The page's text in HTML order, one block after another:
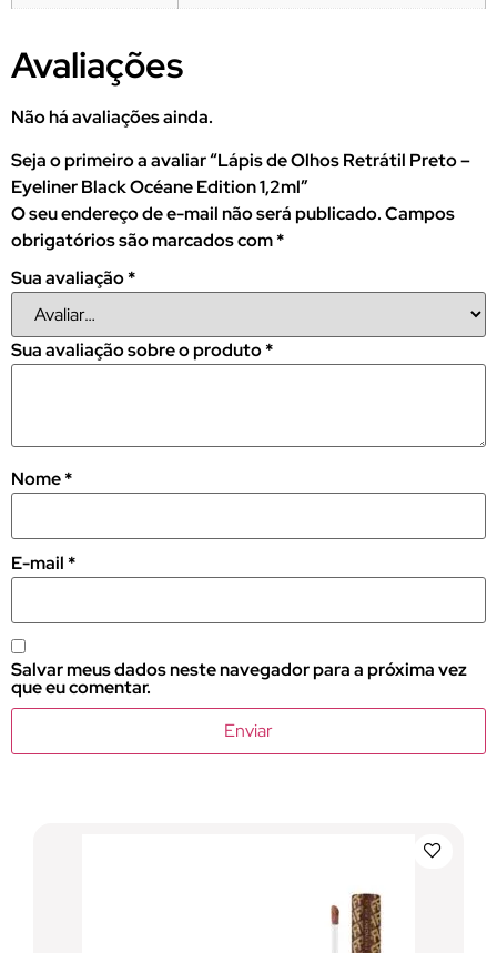
Avaliações
Não há avaliações ainda.
Seja o primeiro a avaliar “Lápis de Olhos Retrátil Preto –
Eyeliner Black Océane Edition 1,2ml”
O seu endereço de e-mail não será publicado.Campos
obrigatórios são marcados com*
Sua avaliação*
Sua avaliação sobre o produto*
Nome*
E-mail *
Salvar meus dados neste navegador para a próxima vez
que eu comentar.